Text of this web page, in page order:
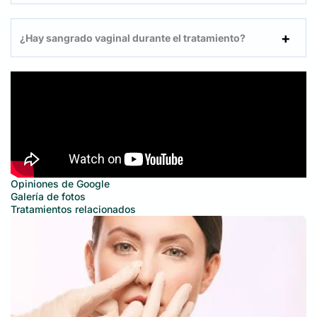
¿Hay sangrado vaginal durante el tratamiento?
Opiniones de Google
Galería de fotos
Tratamientos relacionados